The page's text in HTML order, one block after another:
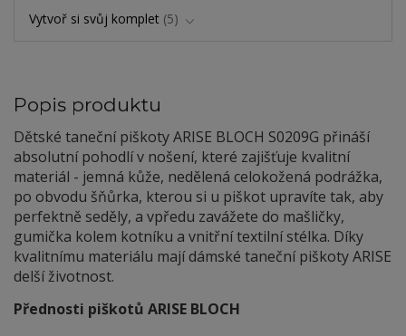
Vytvoř si svůj komplet 5
Popis produktu
Dětské taneční piškoty ARISE BLOCH S0209G přináší
absolutní pohodlí v nošení, které zajišťuje kvalitní
materiál - jemná kůže, nedělená celokožená podrážka,
po obvodu šňůrka, kterou si u piškot upravíte tak, aby
perfektně seděly, a vpředu zavážete do mašličky,
gumička kolem kotníku a vnitřní textilní stélka. Díky
kvalitnímu materiálu mají dámské taneční piškoty ARISE
delší životnost.
Přednosti piškotů ARISE BLOCH